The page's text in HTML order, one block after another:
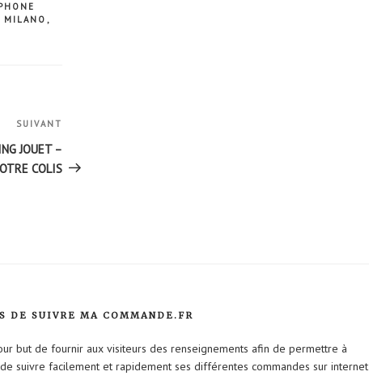
MILANO ,
SUIVANT
JOUET –
COLIS
DE SUIVRE MA COMMANDE.FR
but de fournir aux visiteurs des renseignements afin de permettre à
de suivre facilement et rapidement ses différentes commandes sur internet